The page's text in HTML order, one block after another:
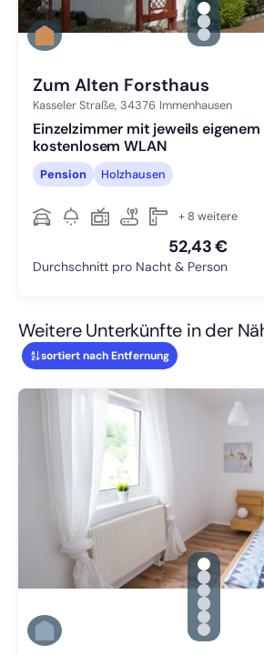
Zu Slide 1
Zu Slide
Zu Slide 3
Zum Alten Forsthaus
Kasseler Straße, 34376 Immenhausen
Einzelzimmer mit jeweils eigenem
kostenlosem WLAN
Pension Holzhausen
+ 8 weitere
52,43 €
Durchschnitt pro Nacht & Person
Weitere Unterkünfte in der
sortiert nach Entfernung
Zu Slide
Zu Slide
Zu Slide 3
Zu Slide
Zu Slide 5
Zu Slide 6